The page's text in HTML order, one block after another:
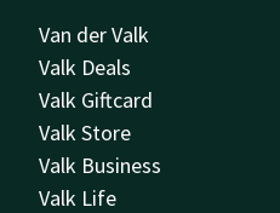
Van der Valk
Valk Deals
Valk Giftcard
Valk Store
Valk Business
Valk Life